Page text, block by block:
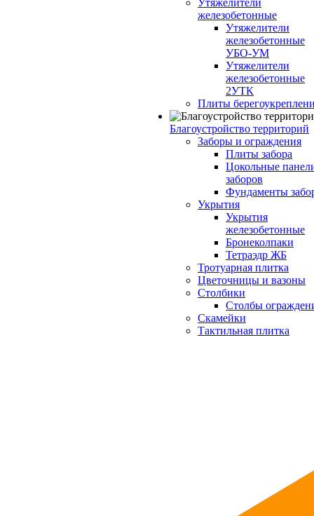
Утяжелители
железобетонные
Утяжелители
железобетонные
УБО-УМ
Утяжелители
железобетонные
2УТК
Плиты
Благоустройство территорий
Заборы и ограждения
Плиты забора
Цокольные
заборов
Фундаменты
Укрытия
Укрытия
железобетонные
Бронеколпаки
Тетраэдр ЖБ
Тротуарная плитка
Цветочницы и вазоны
Столбики
Столбы
Скамейки
Тактильная плитка